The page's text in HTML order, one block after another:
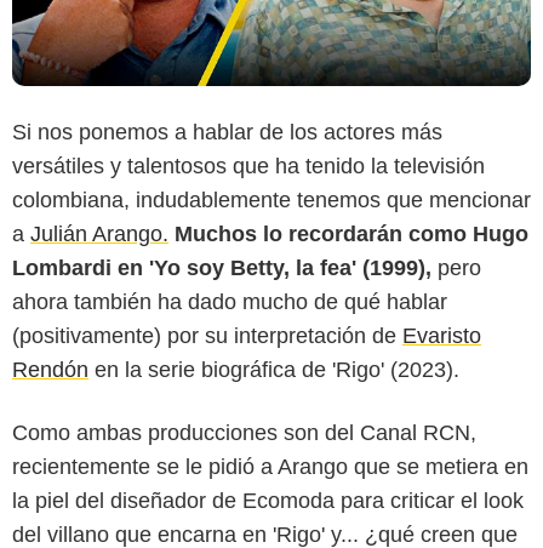
Si nos ponemos a hablar de los actores más
versátiles y talentosos que ha tenido la televisión
colombiana, indudablemente tenemos que mencionar
a Julián Arango. Muchos lo recordarán como Hugo
Lombardi en 'Yo soy Betty, la fea' (1999), pero
ahora también ha dado mucho de qué hablar
(positivamente) por su interpretación de Evaristo
Rendón en la serie biográfica de 'Rigo' (2023).
Como ambas producciones son del Canal RCN,
recientemente se le pidió a Arango que se metiera en
la piel del diseñador de Ecomoda para criticar el look
del villano que encarna en 'Rigo' y... ¿qué creen que
Youtube